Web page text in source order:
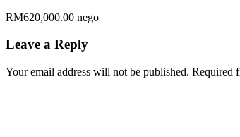
RM620,000.00 nego
Leave a Reply
Your email address will not be published. Required